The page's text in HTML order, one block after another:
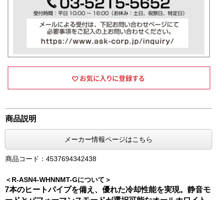
商品説明
メーカー情報ページはこちら
商品コード：4537694342438
＜R-ASN4-WHNNMT-Gについて＞
7本のヒートパイプを備え、優れた冷却性能を実現。静音モ